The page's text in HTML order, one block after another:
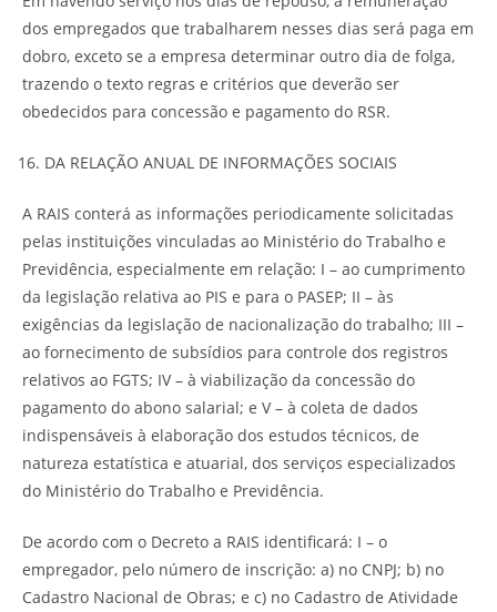
dos empregados que trabalharem nesses dias será paga em
dobro, exceto se a empresa determinar outro dia de folga,
trazendo o texto regras e critérios que deverão ser
obedecidos para concessão e pagamento do RSR.
DA RELAÇÃO ANUAL DE INFORMAÇÕES SOCIAIS
A RAIS conterá as informações periodicamente solicitadas
pelas instituições vinculadas ao Ministério do Trabalho e
Previdência, especialmente em relação: I – ao cumprimento
da legislação relativa ao PIS e para o PASEP; II – às
exigências da legislação de nacionalização do trabalho; III –
ao fornecimento de subsídios para controle dos registros
relativos ao FGTS; IV – à viabilização da concessão do
pagamento do abono salarial; e V – à coleta de dados
indispensáveis à elaboração dos estudos técnicos, de
natureza estatística e atuarial, dos serviços especializados
do Ministério do Trabalho e Previdência.
De acordo com o Decreto a RAIS identificará: I – o
empregador, pelo número de inscrição: a) no CNPJ; b) no
Cadastro Nacional de Obras; e c) no Cadastro de Atividade